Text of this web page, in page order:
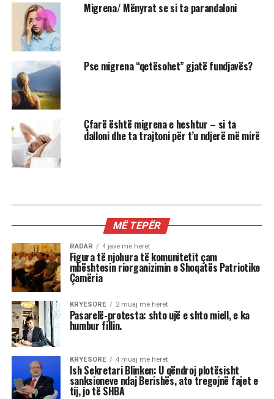
Migrena/ Mënyrat se si ta parandaloni
Pse migrena “qetësohet” gjatë fundjavës?
Çfarë është migrena e heshtur – si ta
dalloni dhe ta trajtoni për t’u ndjerë më mirë
MË TEPËR
RADAR 4 javë më herët
Figura të njohura të komunitetit çam
mbështesin riorganizimin e Shoqatës Patriotike
Çamëria
KRYESORE 2 muaj më herët
Pasarelë-protesta: shto ujë e shto miell, e ka
humbur fillin.
KRYESORE 4 muaj më herët
Ish Sekretari Blinken: U qëndroj plotësisht
sanksioneve ndaj Berishës, ato tregojnë fajet e
tij, jo të SHBA